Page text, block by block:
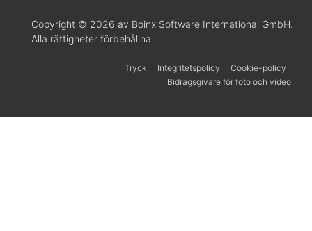
Copyright © 2026 av Boinx Software International GmbH.
Alla rättigheter förbehållna.
Tryck Integritetspolicy
Cookie-policy
Bidragsgivare för foto och video